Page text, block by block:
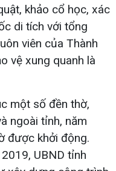
khảo cổ học, xác
di tích với tổng
viên của Thành
vệ xung quanh là
một số đền thờ,
ngoài tỉnh, năm
được khởi động.
UBND tỉnh